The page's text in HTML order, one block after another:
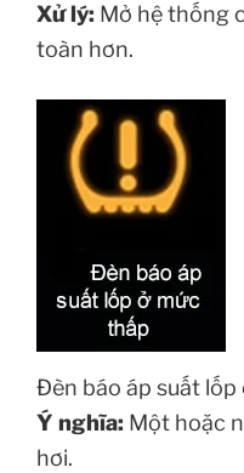
Xử lý: Mở hệ thống
toàn hơn.
Đèn báo áp suất lốp
Ý nghĩa: Một hoặc
hơi.